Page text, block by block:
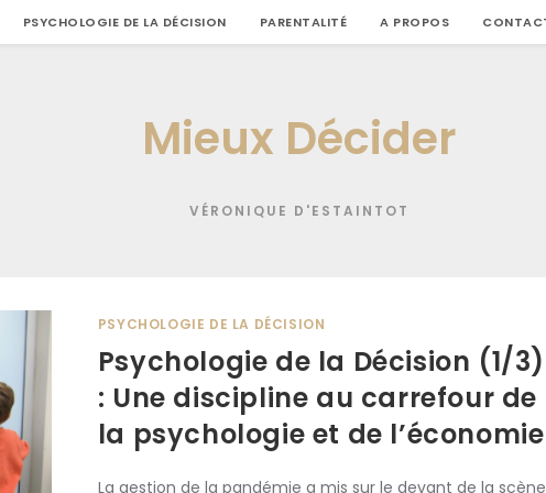
PSYCHOLOGIE DE LA DÉCISION PARENTALITÉ A PROPOS
Mieux Décider
VÉRONIQUE D'ESTAINTOT
PSYCHOLOGIE DE LA DÉCISION
Psychologie de la Décision (1/3)
: Une discipline au carrefour de
la psychologie et de l’économie
La gestion de la pandémie a mis sur le devant de la scène